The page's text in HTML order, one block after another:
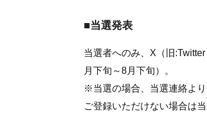
■当選発表
当選者へのみ、X（旧
月下旬～8月下旬）。
※当選の場合、当選連絡よ
ご登録いただけない場合は